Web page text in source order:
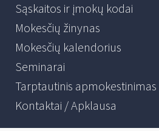
Sąskaitos ir įmokų kodai
Mokesčių žinynas
Mokesčių kalendorius
Seminarai
Tarptautinis apmokestinimas
Kontaktai / Apklausa